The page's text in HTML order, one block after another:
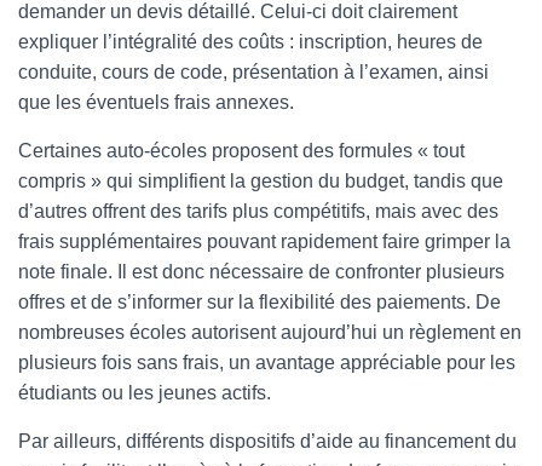
demander un devis détaillé. Celui-ci doit clairement
expliquer l’intégralité des coûts : inscription, heures de
conduite, cours de code, présentation à l’examen, ainsi
que les éventuels frais annexes.
Certaines auto-écoles proposent des formules « tout
compris » qui simplifient la gestion du budget, tandis que
d’autres offrent des tarifs plus compétitifs, mais avec des
frais supplémentaires pouvant rapidement faire grimper la
note finale. Il est donc nécessaire de confronter plusieurs
offres et de s’informer sur la flexibilité des paiements. De
nombreuses écoles autorisent aujourd’hui un règlement en
plusieurs fois sans frais, un avantage appréciable pour les
étudiants ou les jeunes actifs.
Par ailleurs, différents dispositifs d’aide au financement du